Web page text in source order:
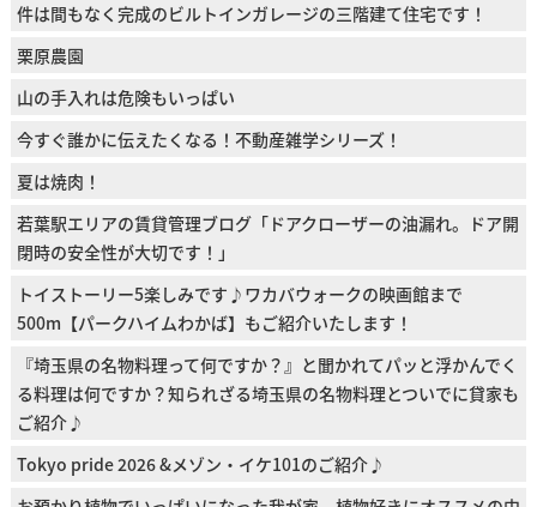
件は間もなく完成のビルトインガレージの三階建て住宅です！
栗原農園
山の手入れは危険もいっぱい
今すぐ誰かに伝えたくなる！不動産雑学シリーズ！
夏は焼肉！
若葉駅エリアの賃貸管理ブログ「ドアクローザーの油漏れ。ドア開
閉時の安全性が大切です！」
トイストーリー5楽しみです♪ワカバウォークの映画館まで
500m【パークハイムわかば】もご紹介いたします！
『埼玉県の名物料理って何ですか？』と聞かれてパッと浮かんでく
る料理は何ですか？知られざる埼玉県の名物料理とついでに貸家も
ご紹介♪
Tokyo pride 2026 &メゾン・イケ101のご紹介♪